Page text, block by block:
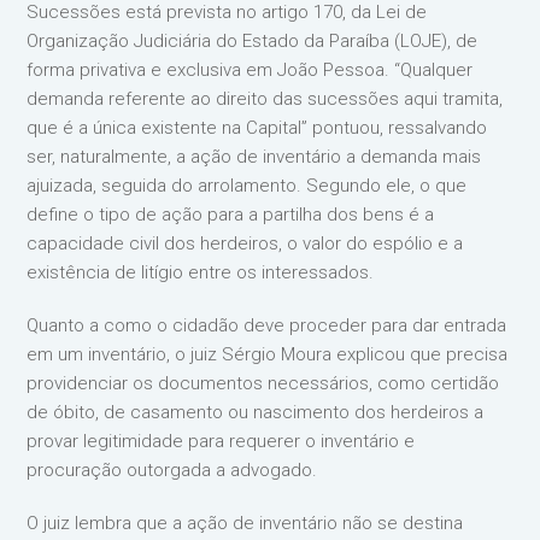
Sucessões está prevista no artigo 170, da Lei de
Organização Judiciária do Estado da Paraíba (LOJE), de
forma privativa e exclusiva em João Pessoa. “Qualquer
demanda referente ao direito das sucessões aqui tramita,
que é a única existente na Capital” pontuou, ressalvando
ser, naturalmente, a ação de inventário a demanda mais
ajuizada, seguida do arrolamento. Segundo ele, o que
define o tipo de ação para a partilha dos bens é a
capacidade civil dos herdeiros, o valor do espólio e a
existência de litígio entre os interessados.
Quanto a como o cidadão deve proceder para dar entrada
em um inventário, o juiz Sérgio Moura explicou que precisa
providenciar os documentos necessários, como certidão
de óbito, de casamento ou nascimento dos herdeiros a
provar legitimidade para requerer o inventário e
procuração outorgada a advogado.
O juiz lembra que a ação de inventário não se destina